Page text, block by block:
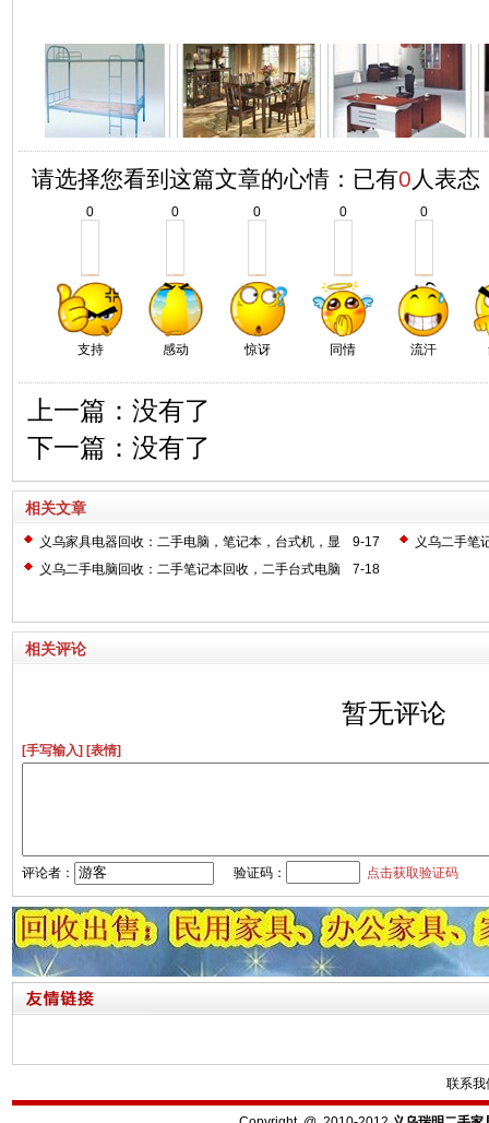
请选择您看到这篇文章的心情：已有0 人表态
0
支持
0
感动
0
惊讶
0
同情
0
流汗
上一篇：没有了
下一篇：没有了
相关文章
9-17
义乌家具电器回收：二手电脑，笔记本，台式机，显
示器，液晶显示器，传真机，打印机，复印机，一体机回收
义乌二手笔
7-18
义乌二手电脑回收：二手笔记本回收，二手台式电脑
相关评论
暂无评论
[手写输入] [表情]
评论者： 验证码： 点击获取验证码
联系我